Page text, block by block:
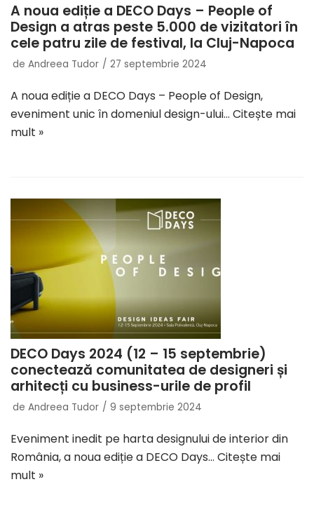
A noua ediție a DECO Days – People of
Design a atras peste 5.000 de vizitatori în
cele patru zile de festival, la Cluj-Napoca
de Andreea Tudor 27 septembrie 2024
A noua ediție a DECO Days – People of Design,
eveniment unic în domeniul design-ului… Citește mai
mult »
DECO Days 2024 (12 – 15 septembrie)
conectează comunitatea de designeri și
arhitecți cu business-urile de profil
de Andreea Tudor 9 septembrie 2024
Eveniment inedit pe harta designului de interior din
România, a noua ediție a DECO Days… Citește mai
mult »